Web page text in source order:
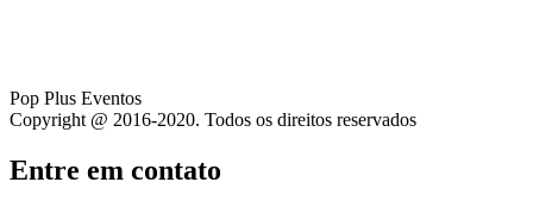
Pop Plus Eventos
Copyright @ 2016-2020. Todos os direitos reservados
Entre em contato